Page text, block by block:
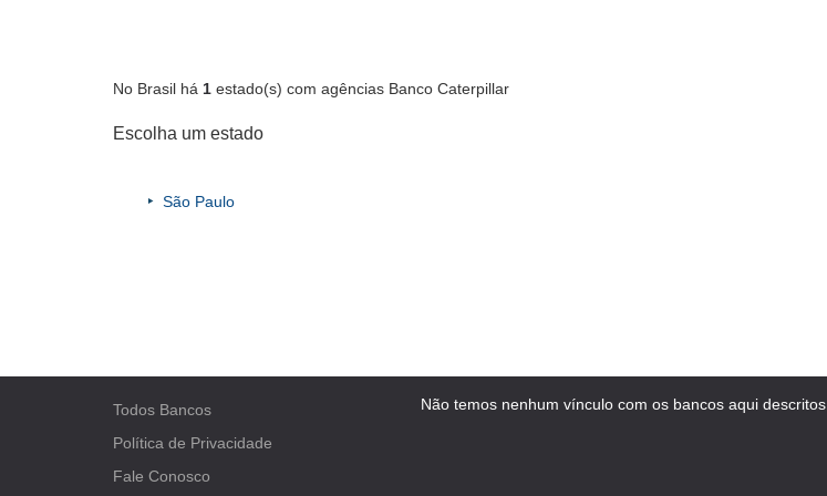
No Brasil há 1 estado(s) com agências Banco Caterpillar
Escolha um estado
São Paulo
Todos Bancos
Política de Privacidade
Fale Conosco
Não temos nenhum vínculo com os bancos aqui descritos.